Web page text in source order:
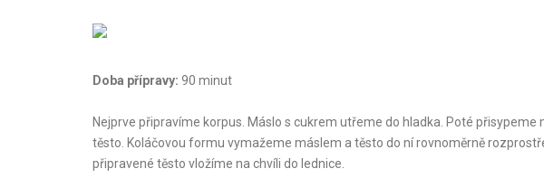
Doba přípravy: 90 minut
Nejprve připravíme korpus. Máslo s cukrem utřeme do hladka. Poté
těsto. Koláčovou formu vymažeme máslem a těsto do ní rovnoměrně
připravené těsto vložíme na chvíli do lednice.